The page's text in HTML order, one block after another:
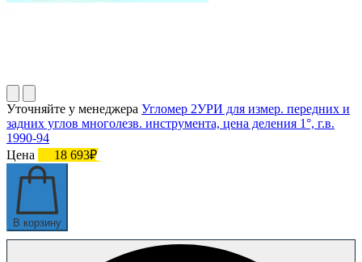
Уточняйте у менеджера Угломер 2УРИ для измер. передних и
задних углов многолезв. инструмента, цена деления 1°, г.в.
1990-94
Цена
18 693₽
В корзину